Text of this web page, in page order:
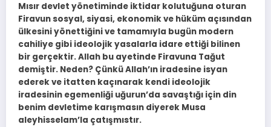
Mısır devlet yönetiminde iktidar kolutuğuna oturan
Firavun sosyal, siyasi, ekonomik ve hüküm açısından
ülkesini yönettiğini ve tamamıyla bugün modern
cahiliye gibi ideolojik yasalarla idare ettiği bilinen
bir gerçektir. Allah bu ayetinde Firavuna Tağut
demiştir. Neden? Çünkü Allah’ın iradesine isyan
ederek ve itatten kaçınarak kendi ideolojik
iradesinin egemenliği uğurun’da savaştığı için din
benim devletime karışmasın diyerek Musa
aleyhisselam’la çatışmıstır.